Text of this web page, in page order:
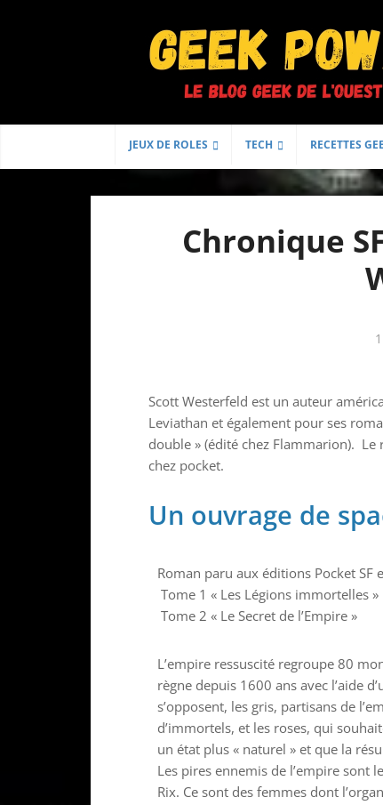
JEUX DE ROLES TECH RECETTES
Chronique
Scott Westerfeld est un auteur
Leviathan et également pour ses
double » (édité chez Flammarion).
chez pocket.
Un ouvrage de
Roman paru aux éditions Pocket SF
Tome 1 « Les Légions immortelles »
Tome 2 « Le Secret de l’Empire »
L’empire ressuscité regroupe 80
règne depuis 1600 ans avec l’aide
s’opposent, les gris, partisans de
d’immortels, et les roses, qui
un état plus « naturel » et que la
Les pires ennemis de l’empire sont
Rix. Ce sont des femmes dont